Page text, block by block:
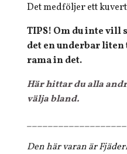
Det medföljer ett
TIPS! Om du inte
det en underbar
rama in det.
Här hittar du alla
välja bland.
Den här varan är